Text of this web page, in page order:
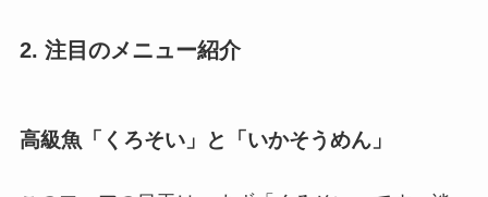
2. 注目のメニュー紹介
高級魚「くろそい」と「いかそうめん」